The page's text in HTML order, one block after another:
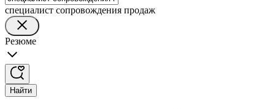
специалист сопровождения продаж
Резюме
Найти